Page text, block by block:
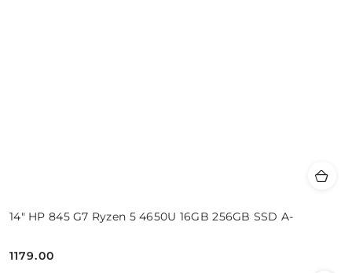
14" HP 845 G7 Ryzen 5 4650U 16GB 256GB SSD A-
Cena:
1179.00